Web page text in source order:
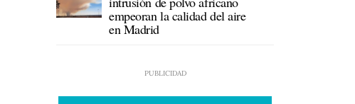
empeoran la calidad del aire
en Madrid